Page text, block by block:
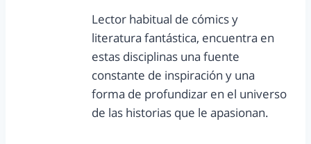
Lector habitual de cómics y
literatura fantástica, encuentra en
estas disciplinas una fuente
constante de inspiración y una
forma de profundizar en el universo
de las historias que le apasionan.